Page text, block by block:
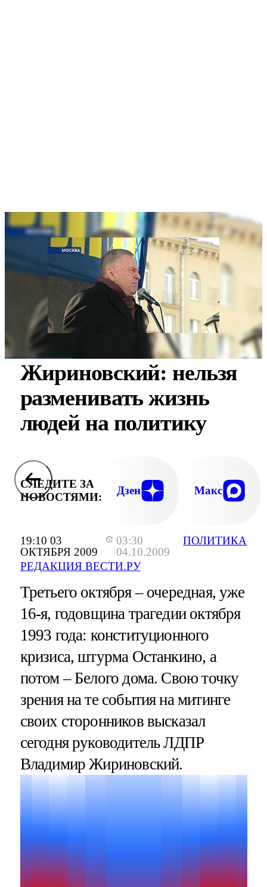
19:10 03
ОКТЯБРЯ 2009
03:30
04.10.2009
РЕДАКЦИЯ ВЕСТИ.РУ
ПОЛИТИКА
Жириновский: нельзя
разменивать жизнь
людей на политику
СЛЕДИТЕ ЗА
НОВОСТЯМИ:
Дзен Макс
Третьего октября – очередная, уже
16-я, годовщина трагедии октября
1993 года: конституционного
кризиса, штурма Останкино, а
потом – Белого дома. Свою точку
зрения на те события на митинге
своих сторонников высказал
сегодня руководитель ЛДПР
Владимир Жириновский.